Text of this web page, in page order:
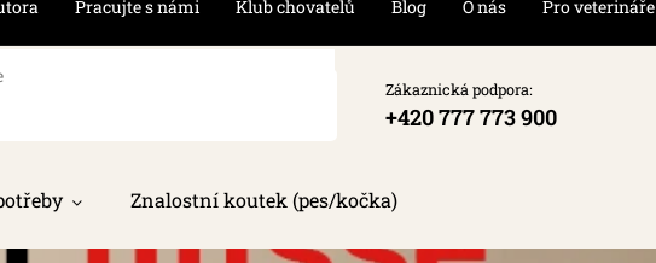
Pracujte s námi Klub chovatelů Blog O nás Pro veterináře
Zákaznická podpora:
+420 777 773 900
Znalostní koutek (pes/kočka)